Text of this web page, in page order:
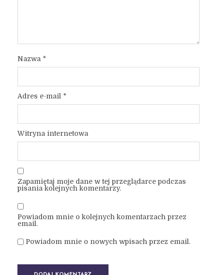
Nazwa *
Adres e-mail *
Witryna internetowa
Zapamiętaj moje dane w tej przeglądarce podczas
pisania kolejnych komentarzy.
Powiadom mnie o kolejnych komentarzach przez
email.
Powiadom mnie o nowych wpisach przez email.